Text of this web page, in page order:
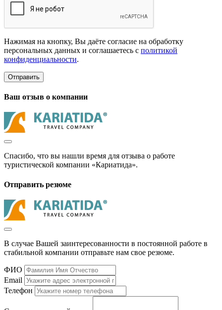
Нажимая на кнопку, Вы даёте согласие на обработку
персональных данных и соглашаетесь с политикой
конфиденциальности.
Отправить
Ваш отзыв о компании
Спасибо, что вы нашли время для отзыва о работе
туристической компании «Кариатида».
Отправить резюме
В случае Вашей заинтересованности в постоянной работе в
стабильной компании отправьте нам свое резюме.
ФИО
Email
Телефон